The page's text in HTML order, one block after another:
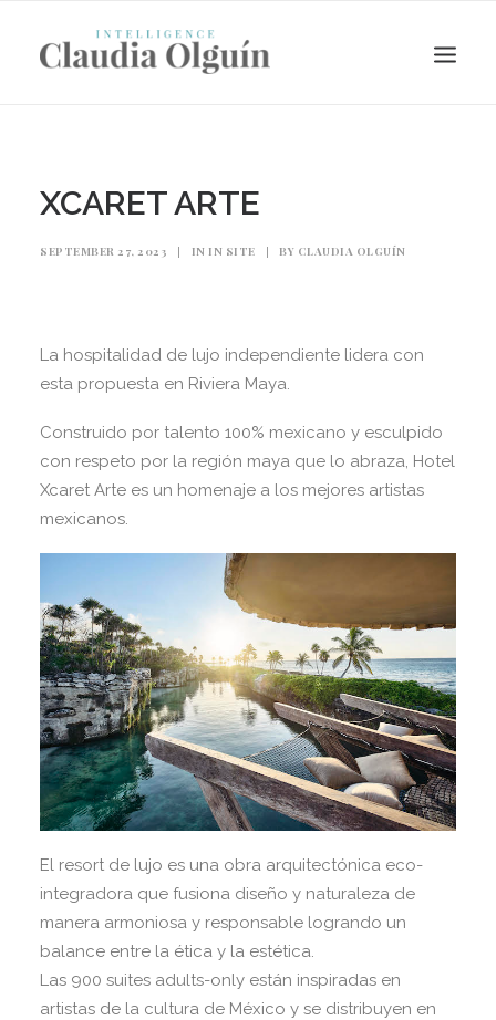
XCARET ARTE
SEPTEMBER 27, 2023 | IN IN SITE | BY CLAUDIA OLGUÍN
La hospitalidad de lujo independiente lidera con
esta propuesta en Riviera Maya.
Construido por talento 100% mexicano y esculpido
con respeto por la región maya que lo abraza, Hotel
Xcaret Arte es un homenaje a los mejores artistas
mexicanos.
El resort de lujo es una obra arquitectónica eco-
integradora que fusiona diseño y naturaleza de
manera armoniosa y responsable logrando un
balance entre la ética y la estética.
Las 900 suites adults-only están inspiradas en
artistas de la cultura de México y se distribuyen en